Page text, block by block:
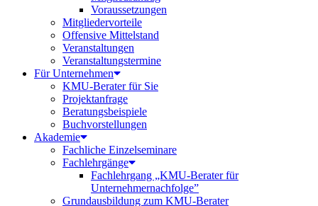
Voraussetzungen
Mitgliedervorteile
Offensive Mittelstand
Veranstaltungen
Veranstaltungstermine
Für Unternehmen
KMU-Berater für Sie
Projektanfrage
Beratungsbeispiele
Buchvorstellungen
Akademie
Fachliche Einzelseminare
Fachlehrgänge
Fachlehrgang „KMU-Berater für
Unternehmernachfolge”
Grundausbildung zum KMU-Berater